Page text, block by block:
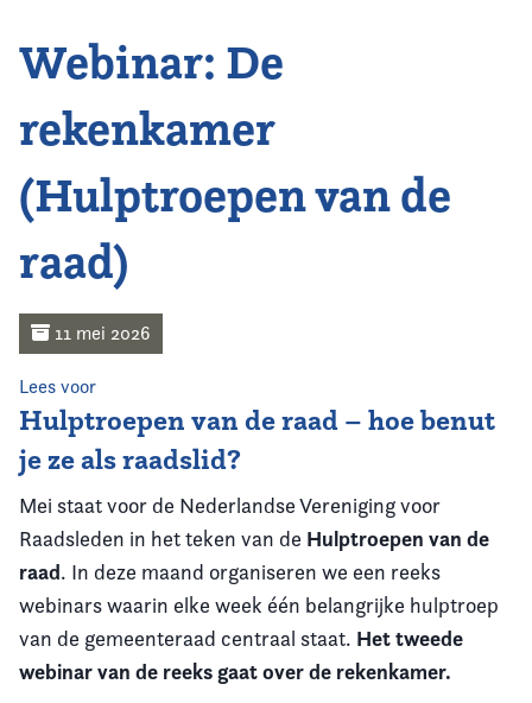
Home
Agenda
Nieuws
Opleiding
Kennis & Informatie
Vereniging
Contact
Webinar: De
rekenkamer
(Hulptroepen van de
raad)
11 mei 2026
Lees voor
Hulptroepen van de raad – hoe benut
je ze als raadslid?
Mei staat voor de Nederlandse Vereniging voor
Raadsleden in het teken van de Hulptroepen van de
raad. In deze maand organiseren we een reeks
webinars waarin elke week één belangrijke hulptroep
van de gemeenteraad centraal staat. Het tweede
webinar van de reeks gaat over de rekenkamer.